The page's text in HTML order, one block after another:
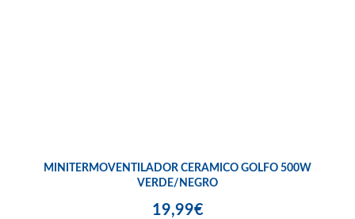
MINITERMOVENTILADOR CERAMICO GOLFO 500W
VERDE/NEGRO
19,99€